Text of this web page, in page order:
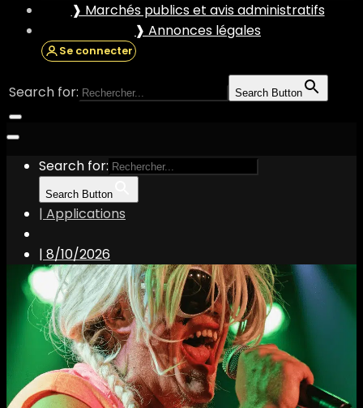
❱ Marchés publics et avis administratifs
❱ Annonces légales
Se connecter
Search for: Search Button
Search for:
Search Button
| Applications
| 8/10/2026